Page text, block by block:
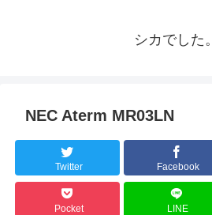
シカでした。
NEC Aterm MR03LN
Twitter Facebook
Pocket LINE